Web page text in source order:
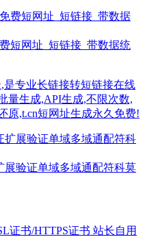
短网址_短链接_带数据统
是专业长链接转短链接在线
量生成,API生成,不限次数,
原,t.cn短网址生成永久免费!
展验证单域多域通配符科莫